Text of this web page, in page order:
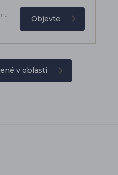
Objevte
v oblasti